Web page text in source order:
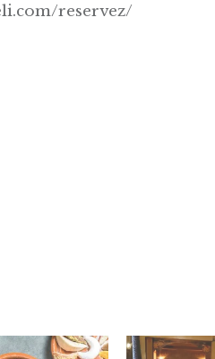
reservez/